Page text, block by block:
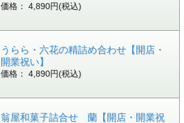
価格： 4,890円(税込)
うらら・六花の精詰め合わせ【開店・
開業祝い】
価格： 4,890円(税込)
翁屋和菓子詰合せ 蘭【開店・開業祝